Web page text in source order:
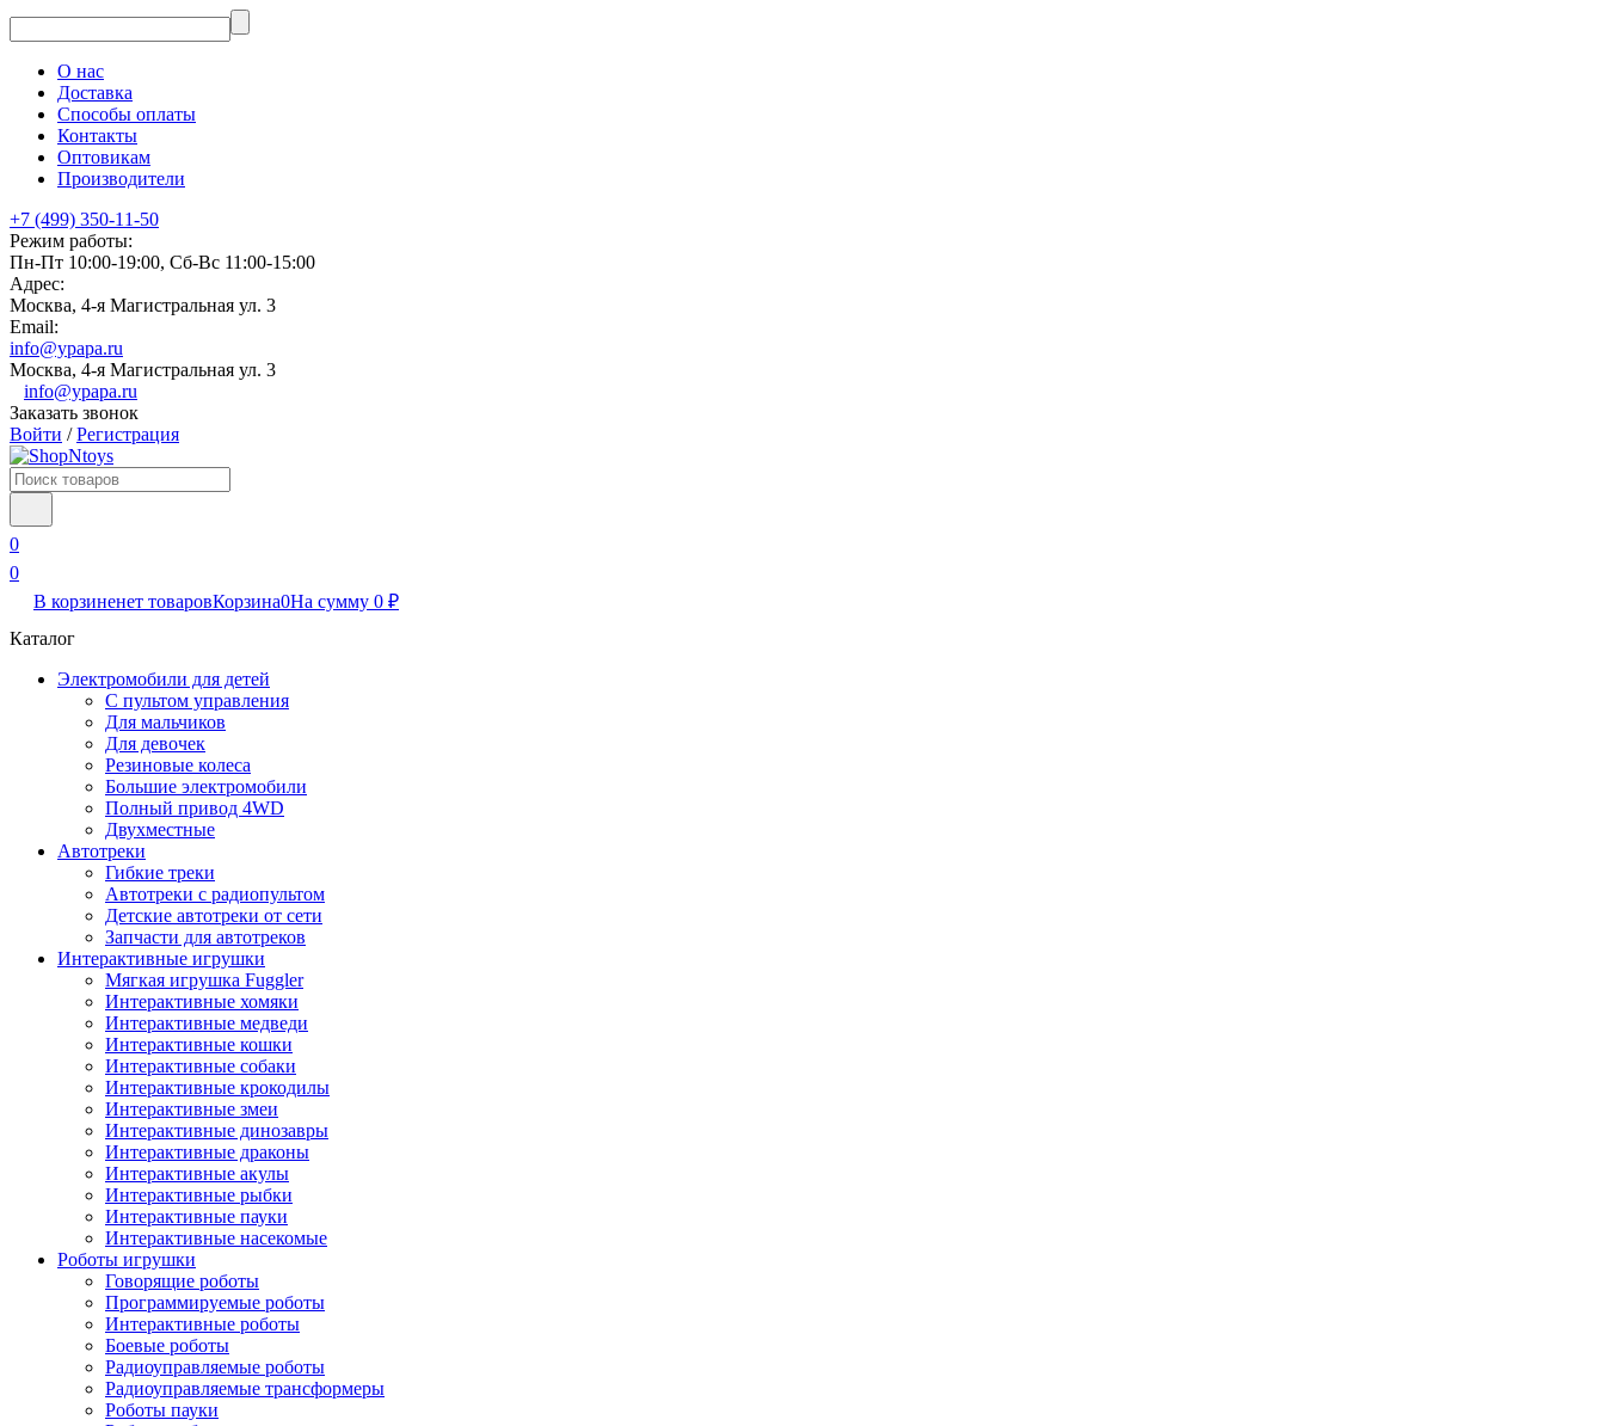
О нас
Доставка
Способы оплаты
Контакты
Оптовикам
Производители
+7 (499) 350-11-50
Режим работы:
Пн-Пт 10:00-19:00, Сб-Вс 11:00-15:00
Адрес:
Москва, 4-я Магистральная ул. 3
Email:
info@ypapa.ru
Москва, 4-я Магистральная ул. 3
info@ypapa.ru
Заказать звонок
Войти /Регистрация
0
0
В корзиненет товаровКорзина0На сумму 0 ₽
Каталог
Электромобили для детей
С пультом управления
Для мальчиков
Для девочек
Резиновые колеса
Большие электромобили
Полный привод 4WD
Двухместные
Автотреки
Гибкие треки
Автотреки с радиопультом
Детские автотреки от сети
Запчасти для автотреков
Интерактивные игрушки
Мягкая игрушка Fuggler
Интерактивные хомяки
Интерактивные медведи
Интерактивные кошки
Интерактивные собаки
Интерактивные крокодилы
Интерактивные змеи
Интерактивные динозавры
Интерактивные драконы
Интерактивные акулы
Интерактивные рыбки
Интерактивные пауки
Интерактивные насекомые
Роботы игрушки
Говорящие роботы
Программируемые роботы
Интерактивные роботы
Боевые роботы
Радиоуправляемые роботы
Радиоуправляемые трансформеры
Роботы пауки